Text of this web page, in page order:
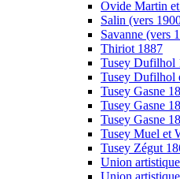
Ovide Martin
Salin (vers
Savanne (vers
Thiriot 1887
Tusey Dufilhol
Tusey Dufilhol
Tusey Gasne
Tusey Gasne
Tusey Gasne
Tusey Muel et
Tusey Zégut
Union